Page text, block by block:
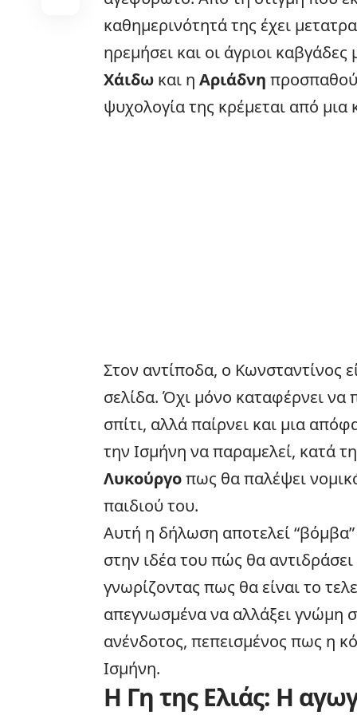
καθημερινότητά της έχει
ηρεμήσει και οι άγριοι
Χάιδω και η Αριάδνη
ψυχολογία της κρέμεται από μια
Στον αντίποδα, ο Κωνσταντίνος
σελίδα. Όχι μόνο καταφέρνει να
σπίτι, αλλά παίρνει και μια
την Ισμήνη να παραμελεί, κατά
Λυκούργοπως θα παλέψει
παιδιού του.
Αυτή η δήλωση αποτελεί
στην ιδέα του πώς θα
γνωρίζοντας πως θα είναι το
απεγνωσμένα να αλλάξει γνώμη
ανένδοτος, πεπεισμένος πως η
Ισμήνη.
Η Γη της Ελιάς: Η